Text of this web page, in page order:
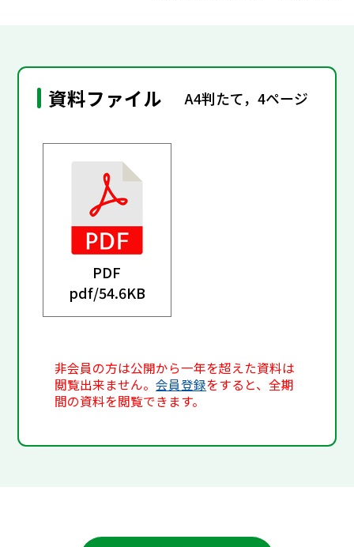
資料ファイル A4判たて，4ページ
PDF
pdf/54.6KB
非会員の方は公開から一年を超えた資料は
閲覧出来ません。会員登録をすると、全期
間の資料を閲覧できます。